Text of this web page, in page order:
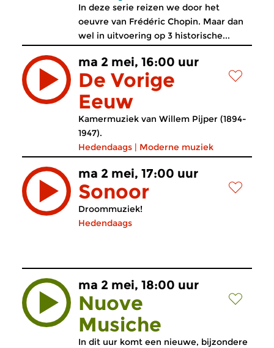
In deze serie reizen we door het
oeuvre van Frédéric Chopin. Maar dan
wel in uitvoering op 3 historische...
ma 2 mei, 16:00 uur
De Vorige
Eeuw
Kamermuziek van Willem Pijper (1894-
1947).
Hedendaags | Moderne muziek
ma 2 mei, 17:00 uur
Sonoor
Droommuziek!
Hedendaags
ma 2 mei, 18:00 uur
Nuove
Musiche
In dit uur komt een nieuwe, bijzondere